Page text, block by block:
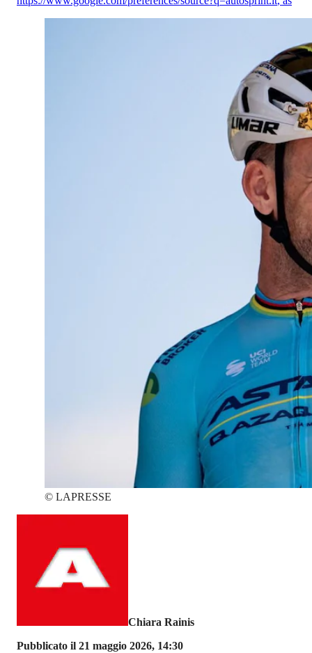
© LAPRESSE
Chiara Rainis
Pubblicato il 21 maggio 2026, 14:30